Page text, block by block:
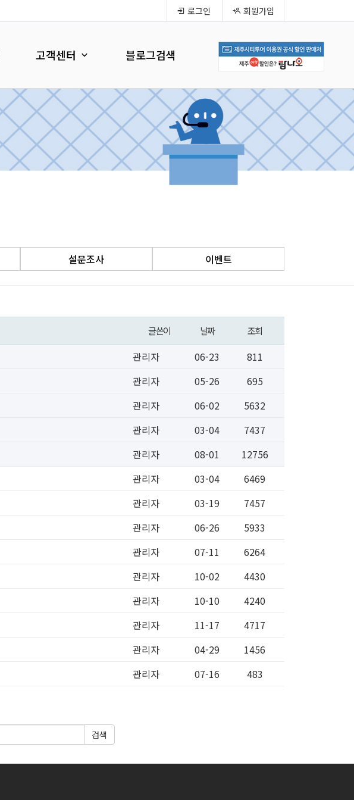
로그인 회원가입
고객센터 블로그검색
설문조사 이벤트
글쓴이 날짜 조회
관리자 06-23
811
관리자 05-26
695
관리자 06-02
5632
관리자 03-04
7437
관리자 08-01
12756
관리자 03-04
6469
관리자 03-19
7457
관리자 06-26
5933
관리자 07-11
6264
관리자 10-02
4430
관리자 10-10
4240
관리자 11-17
4717
관리자 04-29
1456
관리자 07-16 483
검색